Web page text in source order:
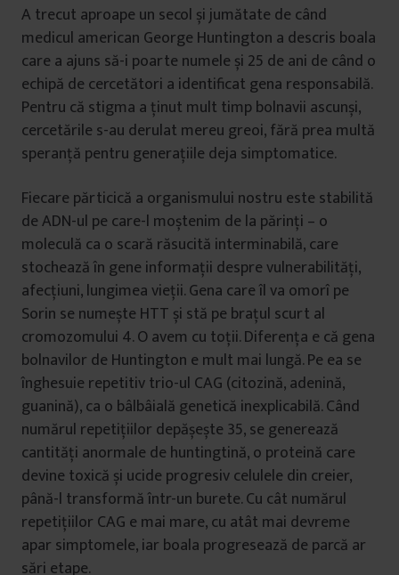
A trecut aproape un secol și jumătate de când
medicul american George Huntington a descris boala
care a ajuns să-i poarte numele și 25 de ani de când o
echipă de cercetători a identificat gena responsabilă.
Pentru că stigma a ținut mult timp bolnavii ascunși,
cercetările s-au derulat mereu greoi, fără prea multă
speranță pentru generațiile deja simptomatice.
Fiecare părticică a organismului nostru este stabilită
de ADN-ul pe care-l moștenim de la părinți – o
moleculă ca o scară răsucită interminabilă, care
stochează în gene informații despre vulnerabilități,
afecțiuni, lungimea vieții. Gena care îl va omorî pe
Sorin se numește HTT și stă pe brațul scurt al
cromozomului 4. O avem cu toții. Diferența e că gena
bolnavilor de Huntington e mult mai lungă. Pe ea se
înghesuie repetitiv trio-ul CAG (citozină, adenină,
guanină), ca o bâlbâială genetică inexplicabilă. Când
numărul repetițiilor depășește 35, se generează
cantități anormale de huntingtină, o proteină care
devine toxică și ucide progresiv celulele din creier,
până-l transformă într-un burete. Cu cât numărul
repetițiilor CAG e mai mare, cu atât mai devreme
apar simptomele, iar boala progresează de parcă ar
sări etape.